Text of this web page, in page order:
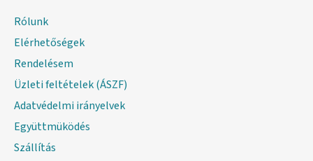
Rólunk
Elérhetőségek
Rendelésem
Üzleti feltételek (ÁSZF)
Adatvédelmi irányelvek
Együttmüködés
Szállítás